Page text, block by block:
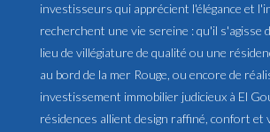
investisseurs qui apprécient l'élégance et
recherchent une vie sereine : qu'il s'agisse
lieu de villégiature de qualité ou une
au bord de la mer Rouge, ou encore de
investissement immobilier judicieux à El
résidences allient design raffiné, confort et